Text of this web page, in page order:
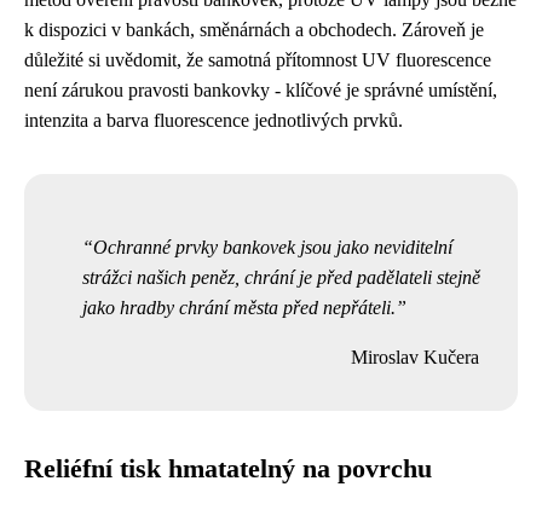
k dispozici v bankách, směnárnách a obchodech. Zároveň je
důležité si uvědomit, že samotná přítomnost UV fluorescence
není zárukou pravosti bankovky - klíčové je správné umístění,
intenzita a barva fluorescence jednotlivých prvků.
Ochranné prvky bankovek jsou jako neviditelní
strážci našich peněz, chrání je před padělateli stejně
jako hradby chrání města před nepřáteli.
Miroslav Kučera
Reliéfní tisk hmatatelný na povrchu